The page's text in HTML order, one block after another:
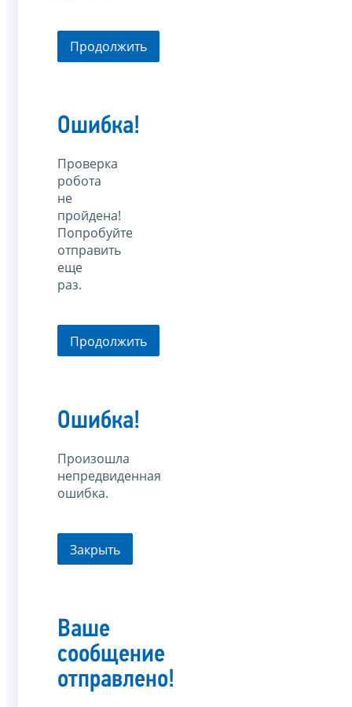
Продолжить
Ошибка!
Проверка
робота
не
пройдена!
Попробуйте
отправить
еще
раз.
Продолжить
Ошибка!
Произошла
непредвиденная
ошибка.
Закрыть
Ваше
сообщение
отправлено!